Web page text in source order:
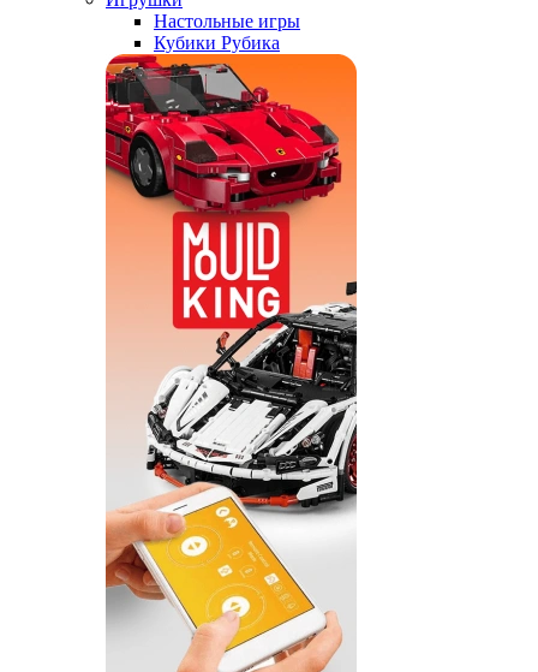
Настольные игры
Кубики Рубика